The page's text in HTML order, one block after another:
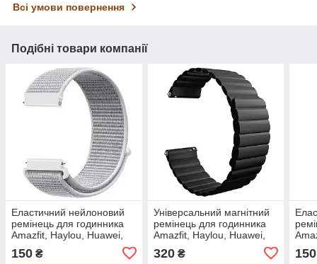
Всі умови повернення
Подібні товари компанії
Еластичний нейлоновий
ремінець для годинника
Amazfit, Haylou, Huawei,
Samsung, ширина 20mm
White
150 ₴
Універсальний магнітний
ремінець для годинника
Amazfit, Haylou, Huawei,
Samsung, ширина 22 мм,
розмір S, Black
320₴ 150